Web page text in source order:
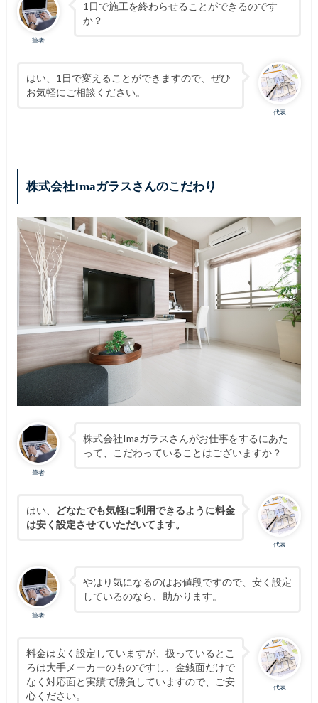
筆者
1日で施工を終わらせることができるのです
か？
代表
はい、1日で変えることができますので、ぜひ
お気軽にご相談ください。
株式会社Imaガラスさんのこだわり
筆者
株式会社Imaガラスさんがお仕事をするにあた
って、こだわっていることはございますか？
代表
はい、
どなたでも気軽に利用できるように料金
は安く設定させていただいてます。
筆者
やはり気になるのはお値段ですので、安く設定
しているのなら、助かります。
代表
料金は安く設定していますが、扱っているとこ
ろは大手メーカーのものですし、金銭面だけで
なく対応面と実績で勝負していますので、ご安
心ください。